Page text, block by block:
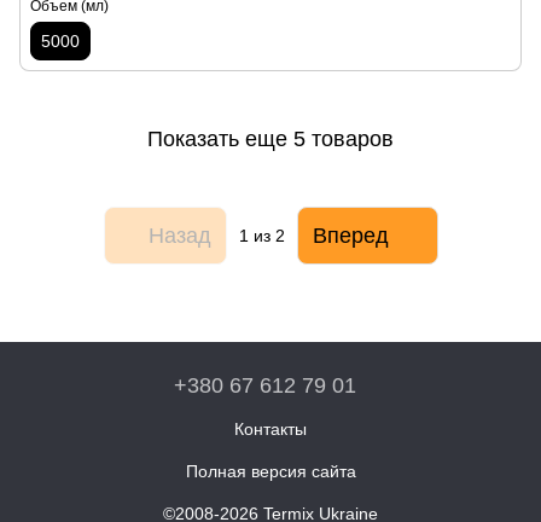
Объем (мл)
5000
Показать еще 5 товаров
Назад 1 из 2 Вперед
+380 67 612 79 01
Контакты
Полная версия сайта
©2008-2026 Termix Ukraine